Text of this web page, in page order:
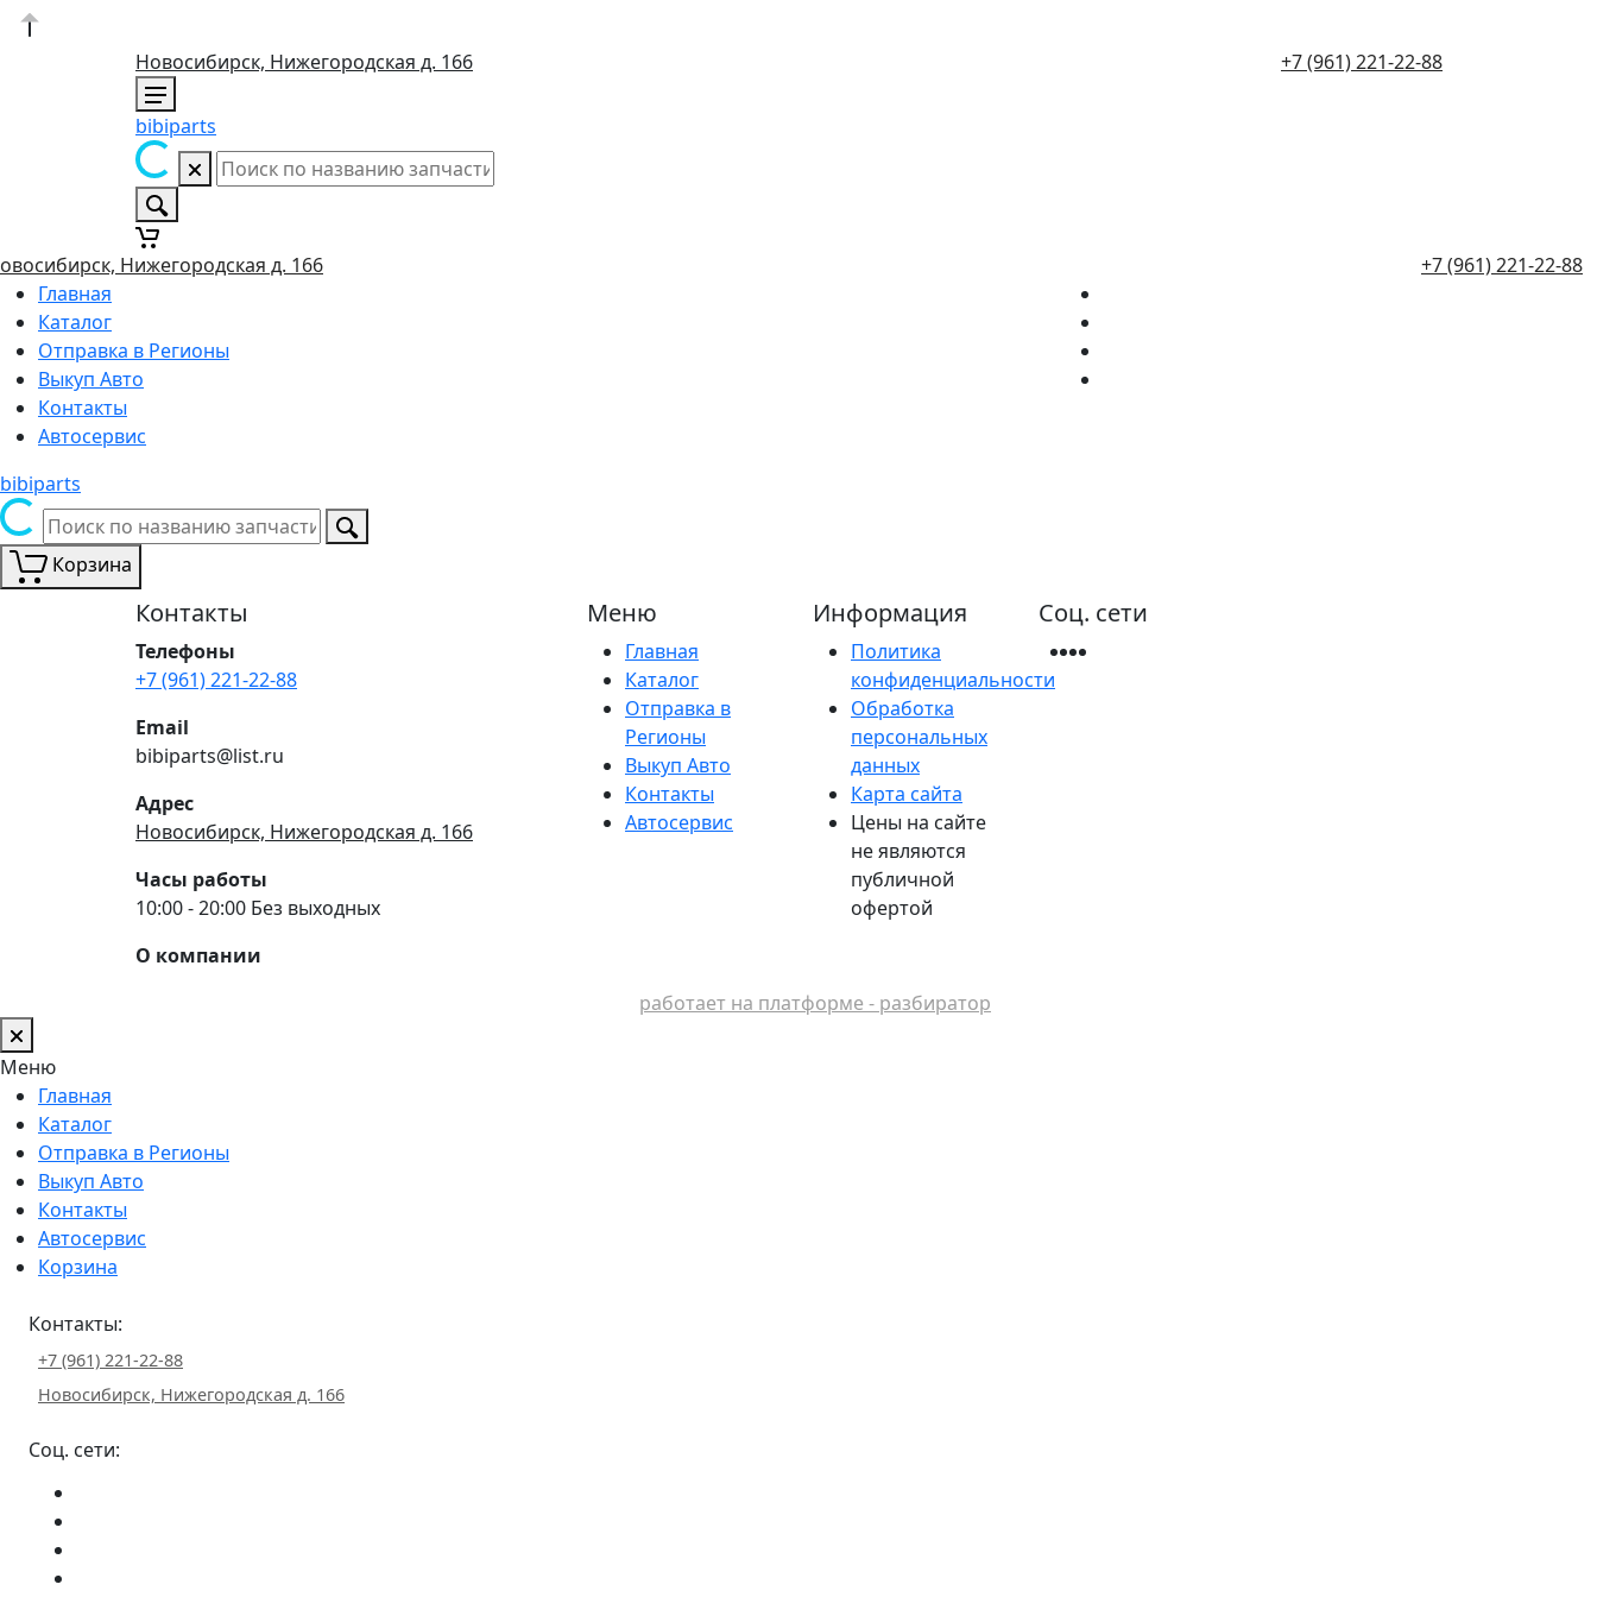
Новосибирск, Нижегородская д. 166 +7 (961) 221-22-88
bibiparts
Нижегородская д. 166
+7 (961) 221-22-88
Главная
Каталог
Отправка в Регионы
Выкуп Авто
Контакты
Автосервис
bibiparts
Корзина
Контакты
Телефоны
+7 (961) 221-22-88
Email
bibiparts@list.ru
Адрес
Новосибирск, Нижегородская д. 166
Часы работы
10:00 - 20:00 Без выходных
О компании
Меню
Главная
Каталог
Отправка в
Регионы
Выкуп Авто
Контакты
Автосервис
Информация
Политика
конфиденциальности
Обработка
персональных
данных
Карта сайта
Цены на сайте
не являются
публичной
офертой
Соц. сети
работает на платформе - разбиратор
Меню
Главная
Каталог
Отправка в Регионы
Выкуп Авто
Контакты
Автосервис
Корзина
Контакты:
+7 (961) 221-22-88
Новосибирск, Нижегородская д. 166
Соц. сети: